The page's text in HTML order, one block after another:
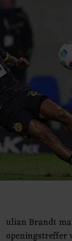
ulian Brandt
openingstreffer